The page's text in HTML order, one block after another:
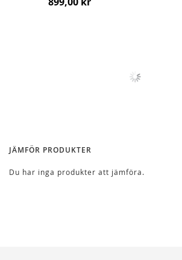
JÄMFÖR PRODUKTER
Du har inga produkter att jämföra.